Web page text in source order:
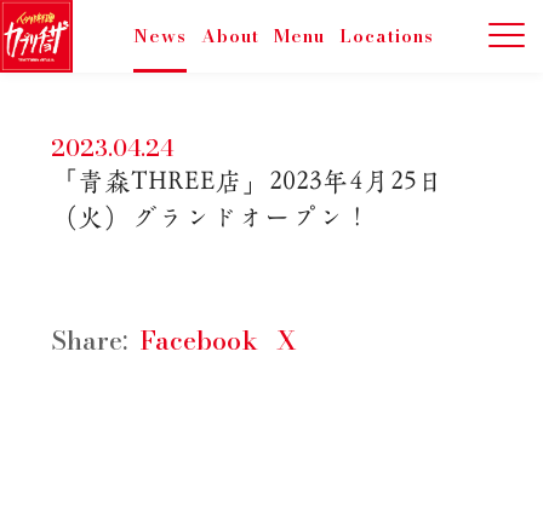
News About Menu Locations
2023.04.24
「青森THREE店」2023年4月25日
（火）グランドオープン！
Share: Facebook X